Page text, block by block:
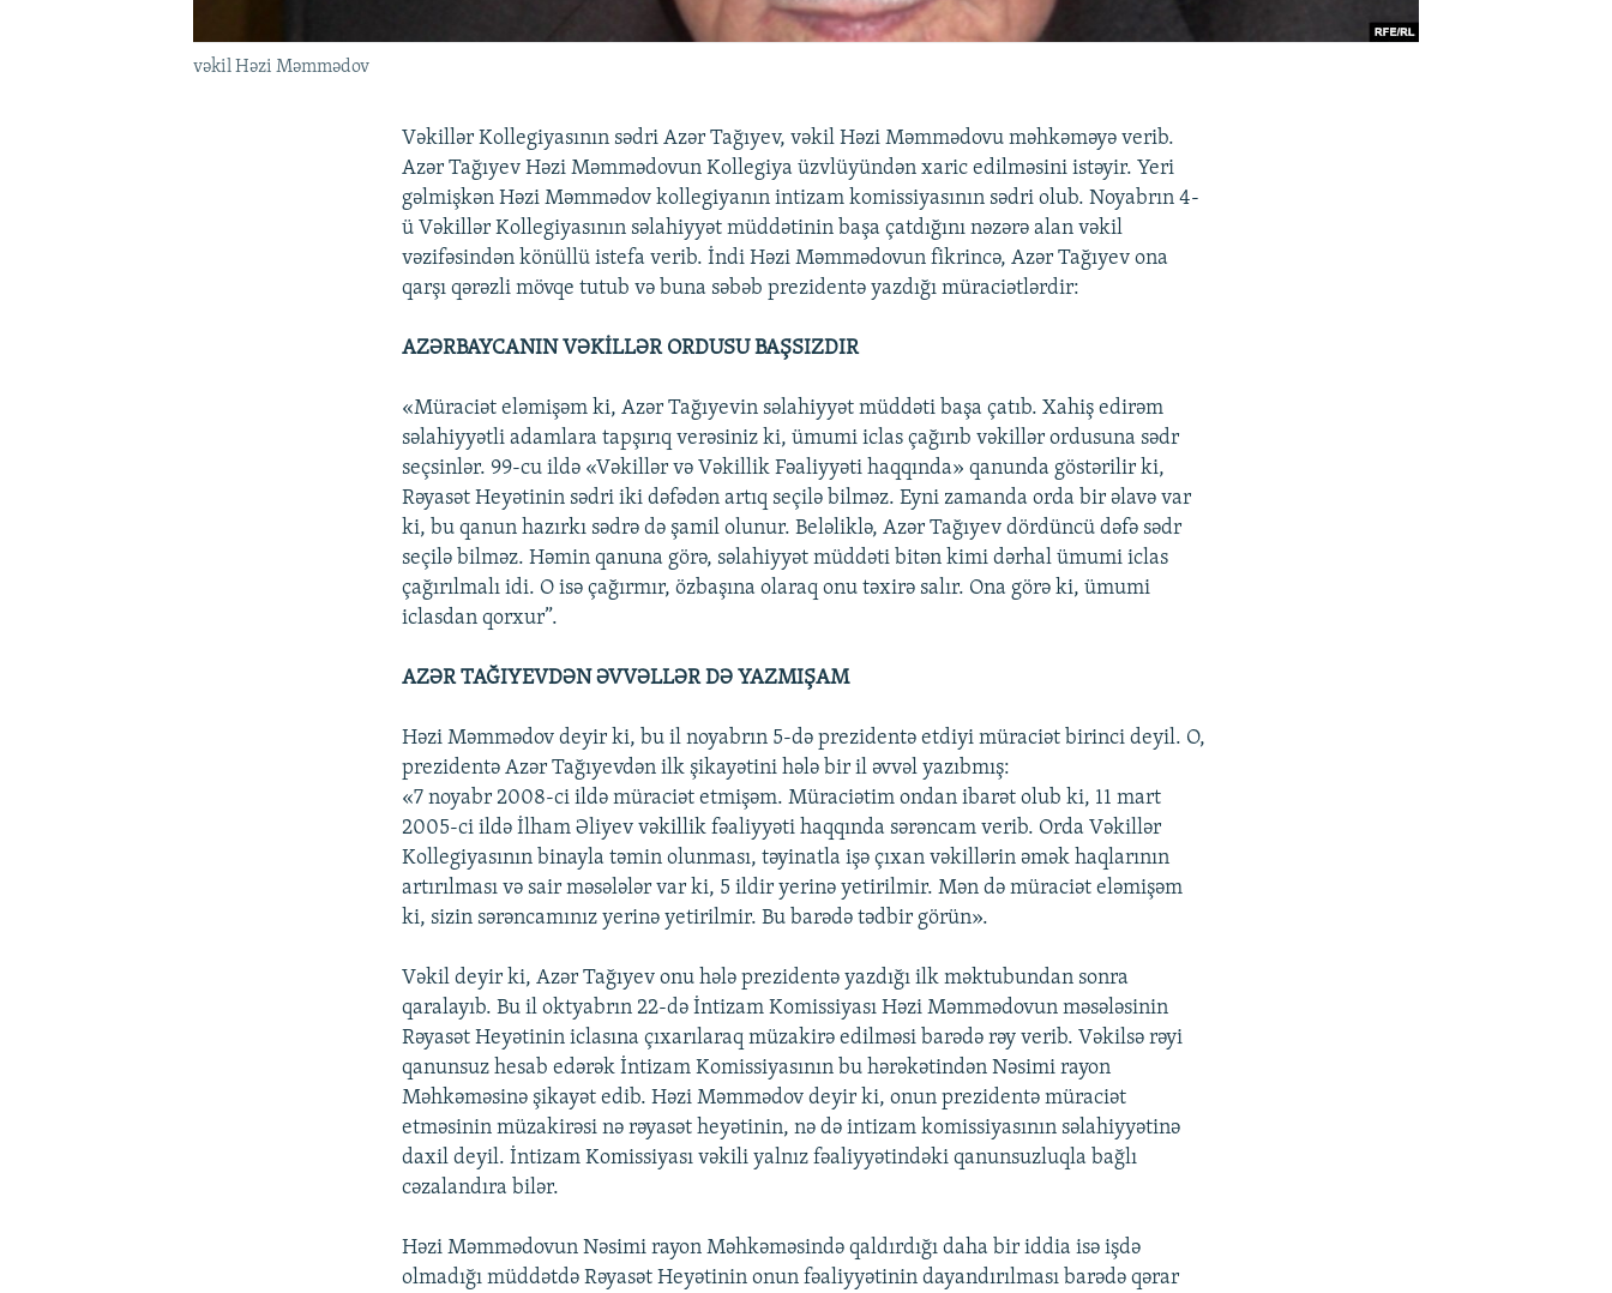
vəkil Həzi Məmmədov
Vəkillər Kollegiyasının sədri Azər Tağıyev, vəkil Həzi Məmmədovu məhkəməyə verib.
Azər Tağıyev Həzi Məmmədovun Kollegiya üzvlüyündən xaric edilməsini istəyir. Yeri
gəlmişkən Həzi Məmmədov kollegiyanın intizam komissiyasının sədri olub. Noyabrın 4-
ü Vəkillər Kollegiyasının səlahiyyət müddətinin başa çatdığını nəzərə alan vəkil
vəzifəsindən könüllü istefa verib. İndi Həzi Məmmədovun fikrincə, Azər Tağıyev ona
qarşı qərəzli mövqe tutub və buna səbəb prezidentə yazdığı müraciətlərdir:
AZƏRBAYCANIN VƏKİLLƏR ORDUSU BAŞSIZDIR
«Müraciət eləmişəm ki, Azər Tağıyevin səlahiyyət müddəti başa çatıb. Xahiş edirəm
səlahiyyətli adamlara tapşırıq verəsiniz ki, ümumi iclas çağırıb vəkillər ordusuna sədr
seçsinlər. 99-cu ildə «Vəkillər və Vəkillik Fəaliyyəti haqqında» qanunda göstərilir ki,
Rəyasət Heyətinin sədri iki dəfədən artıq seçilə bilməz. Eyni zamanda orda bir əlavə var
ki, bu qanun hazırkı sədrə də şamil olunur. Beləliklə, Azər Tağıyev dördüncü dəfə sədr
seçilə bilməz. Həmin qanuna görə, səlahiyyət müddəti bitən kimi dərhal ümumi iclas
çağırılmalı idi. O isə çağırmır, özbaşına olaraq onu təxirə salır. Ona görə ki, ümumi
iclasdan qorxur”.
AZƏR TAĞIYEVDƏN ƏVVƏLLƏR DƏ YAZMIŞAM
Həzi Məmmədov deyir ki, bu il noyabrın 5-də prezidentə etdiyi müraciət birinci deyil. O,
prezidentə Azər Tağıyevdən ilk şikayətini hələ bir il əvvəl yazıbmış:
«7 noyabr 2008-ci ildə müraciət etmişəm. Müraciətim ondan ibarət olub ki, 11 mart
2005-ci ildə İlham Əliyev vəkillik fəaliyyəti haqqında sərəncam verib. Orda Vəkillər
Kollegiyasının binayla təmin olunması, təyinatla işə çıxan vəkillərin əmək haqlarının
artırılması və sair məsələlər var ki, 5 ildir yerinə yetirilmir. Mən də müraciət eləmişəm
ki, sizin sərəncamınız yerinə yetirilmir. Bu barədə tədbir görün».
Vəkil deyir ki, Azər Tağıyev onu hələ prezidentə yazdığı ilk məktubundan sonra
qaralayıb. Bu il oktyabrın 22-də İntizam Komissiyası Həzi Məmmədovun məsələsinin
Rəyasət Heyətinin iclasına çıxarılaraq müzakirə edilməsi barədə rəy verib. Vəkilsə rəyi
qanunsuz hesab edərək İntizam Komissiyasının bu hərəkətindən Nəsimi rayon
Məhkəməsinə şikayət edib. Həzi Məmmədov deyir ki, onun prezidentə müraciət
etməsinin müzakirəsi nə rəyasət heyətinin, nə də intizam komissiyasının səlahiyyətinə
daxil deyil. İntizam Komissiyası vəkili yalnız fəaliyyətindəki qanunsuzluqla bağlı
cəzalandıra bilər.
Həzi Məmmədovun Nəsimi rayon Məhkəməsində qaldırdığı daha bir iddia isə işdə
olmadığı müddətdə Rəyasət Heyətinin onun fəaliyyətinin dayandırılması barədə qərar